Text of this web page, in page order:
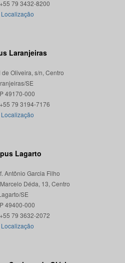
Localização
Laranjeiras
Oliveira, s/n, Centro
SE
49170-000
Localização
Lagarto
Antônio Garcia Filho
Déda, 13, Centro
SE
49400-000
Localização